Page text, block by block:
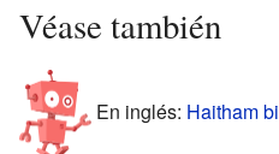
Véase también
En inglés: Haitham